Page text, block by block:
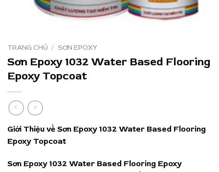
TRANG CHỦ / SƠN EPOXY
Sơn Epoxy 1032 Water Based Flooring
Epoxy Topcoat
Giới Thiệu về Sơn Epoxy 1032 Water Based Flooring
Epoxy Topcoat
Sơn Epoxy 1032 Water Based Flooring Epoxy